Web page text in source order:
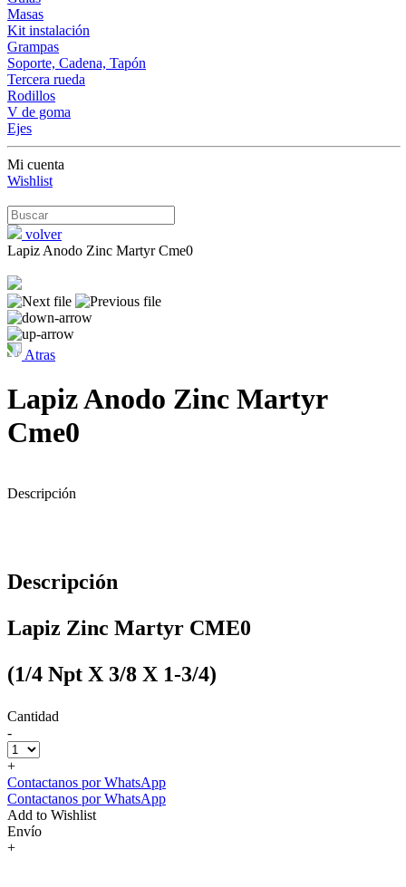
Masas
Kit instalación
Grampas
Soporte, Cadena, Tapón
Tercera rueda
Rodillos
V de goma
Ejes
Mi cuenta
Wishlist
volver
Lapiz Anodo Zinc Martyr Cme0
Atras
Lapiz Anodo Zinc Martyr
Cme0
Descripción
Descripción
Lapiz Zinc Martyr CME0
(1/4 Npt X 3/8 X 1-3/4)
Cantidad
-
+
Contactanos por WhatsApp
Contactanos por WhatsApp
Add to Wishlist
Envío
+